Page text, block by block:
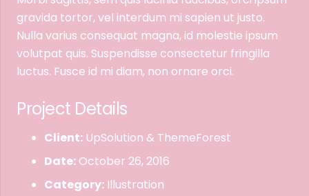
gravida tortor, vel interdum mi sapien ut justo.
Nulla varius consequat magna, id molestie ipsum
volutpat quis. Suspendisse consectetur fringilla
luctus. Fusce id mi diam, non ornare orci.
Project Details
Client: UpSolution & ThemeForest
Date: October 26, 2016
Category: Illustration